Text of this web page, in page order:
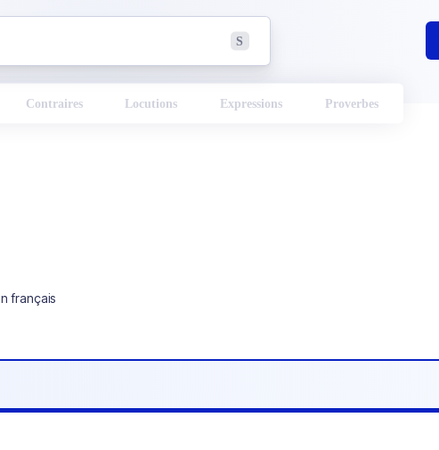
S
Contraires Locutions Expressions Proverbes
français